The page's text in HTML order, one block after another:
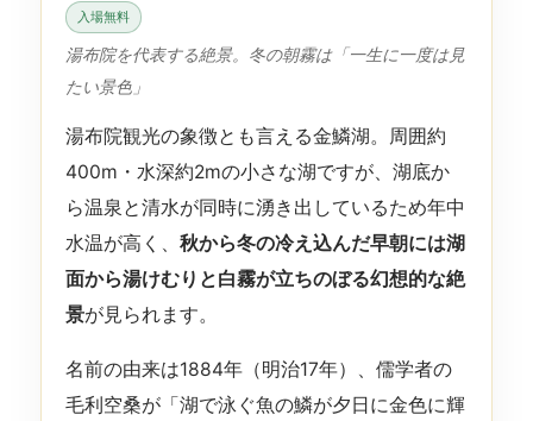
入場無料
湯布院を代表する絶景。冬の朝霧は「一生に一度は見
たい景色」
湯布院観光の象徴とも言える金鱗湖。周囲約
400m・水深約2mの小さな湖ですが、湖底か
ら温泉と清水が同時に湧き出しているため年中
水温が高く、 秋から冬の冷え込んだ早朝には湖
面から湯けむりと白霧が立ちのぼる幻想的な絶
景が見られます。
名前の由来は1884年（明治17年）、儒学者の
毛利空桑が「湖で泳ぐ魚の鱗が夕日に金色に輝